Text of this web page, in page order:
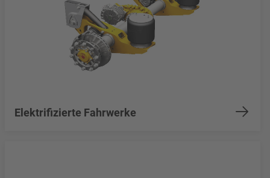
Elektrifizierte Fahrwerke